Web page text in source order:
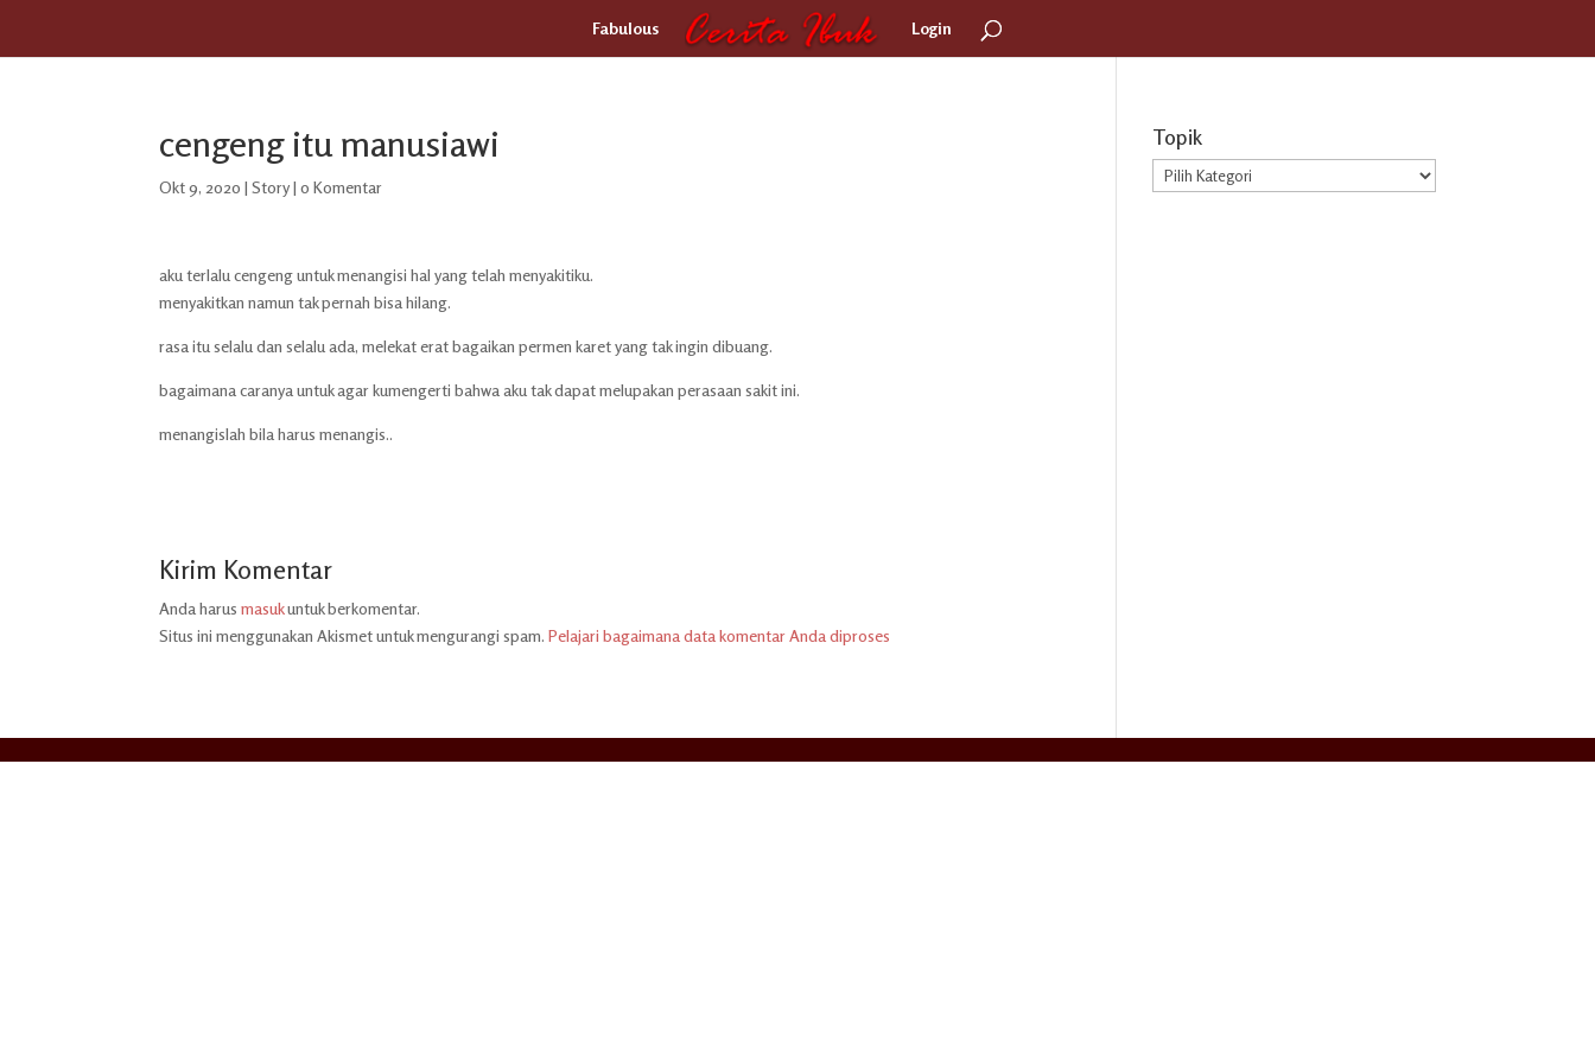
Fabulous Login
cengeng itu manusiawi
Okt 9, 2020 |Story|0 Komentar
aku terlalu cengeng untuk menangisi hal yang telah menyakitiku.
menyakitkan namun tak pernah bisa hilang.
rasa itu selalu dan selalu ada, melekat erat bagaikan permen karet yang tak ingin dibuang.
bagaimana caranya untuk agar kumengerti bahwa aku tak dapat melupakan perasaan sakit ini.
menangislah bila harus menangis..
Kirim Komentar
Anda harusmasukuntuk berkomentar.
Situs ini menggunakan Akismet untuk mengurangi spam.Pelajari bagaimana data komentar Anda diproses
Topik
Topik